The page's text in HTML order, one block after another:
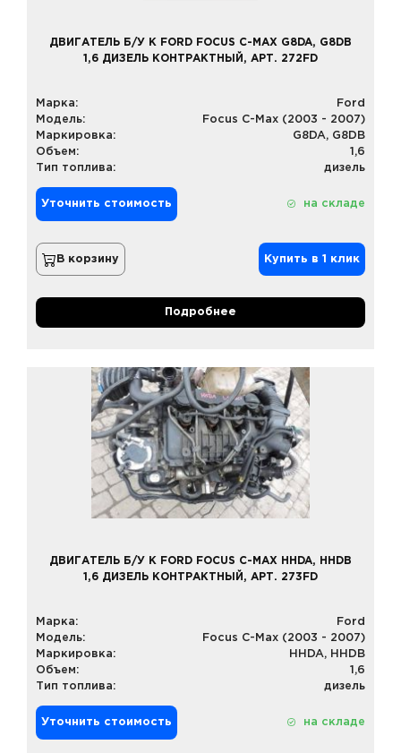
ДВИГАТЕЛЬ Б/У К FORD FOCUS C-MAX G8DA, G8DB
1,6 ДИЗЕЛЬ КОНТРАКТНЫЙ, АРТ. 272FD
Марка:
Ford
Модель:
Focus C-Max (2003 - 2007)
Маркировка:
G8DA, G8DB
Объем:
1,6
Тип топлива:
дизель
Уточнить стоимость на складе
В корзину Купить в 1 клик
Подробнее
ДВИГАТЕЛЬ Б/У К FORD FOCUS C-MAX HHDA, HHDB
1,6 ДИЗЕЛЬ КОНТРАКТНЫЙ, АРТ. 273FD
Марка:
Ford
Модель:
Focus C-Max (2003 - 2007)
Маркировка:
HHDA, HHDB
Объем:
1,6
Тип топлива:
дизель
Уточнить стоимость на складе